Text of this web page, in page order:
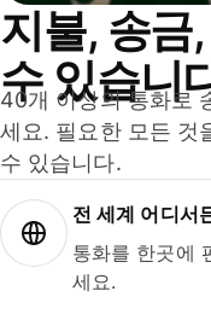
지불, 송금
수 있습니
40개 이상의 통화로
세요. 필요한 모든 것
수 있습니다.
전 세계 어디서
통화를 한곳에
세요.